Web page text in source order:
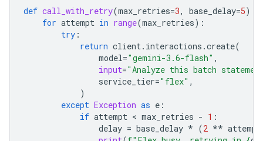
def call_with_retry(max_retries=3, base_delay=5):
for attempt in range(max_retries):
try :
return client. interactions .create(
model="gemini-3.6-flash" ,
input="Analyze this batch
service_tier="flex" ,
)
except Exception as e :
if attempt < max_retries - 1 :
delay = base_delay * (2 ** attempt